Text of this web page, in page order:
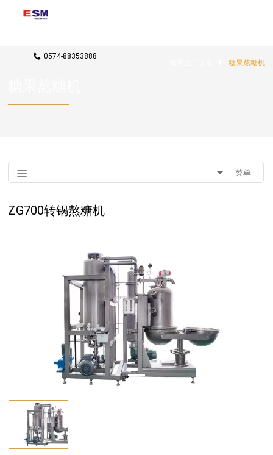
联系我们
0574-88353888
糖果熬糖机
菜单
ZG700转锅熬糖机